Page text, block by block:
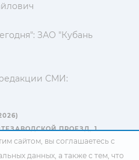
ЗАО "Кубань
СМИ:
ПРОЕЗД, 1
сайтом, вы соглашаетесь с
данных, а также с тем, что